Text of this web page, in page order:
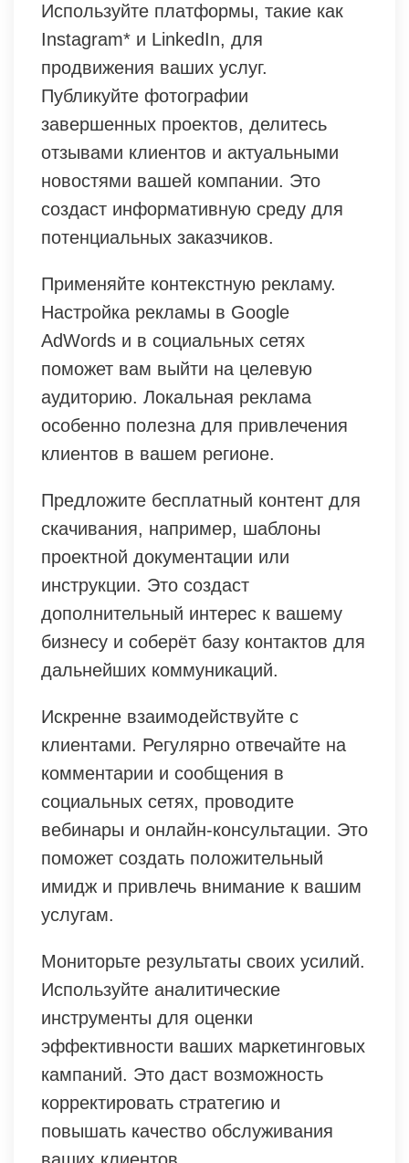
Используйте платформы, такие как
Instagram* и LinkedIn, для
продвижения ваших услуг.
Публикуйте фотографии
завершенных проектов, делитесь
отзывами клиентов и актуальными
новостями вашей компании. Это
создаст информативную среду для
потенциальных заказчиков.
Применяйте контекстную рекламу.
Настройка рекламы в Google
AdWords и в социальных сетях
поможет вам выйти на целевую
аудиторию. Локальная реклама
особенно полезна для привлечения
клиентов в вашем регионе.
Предложите бесплатный контент для
скачивания, например, шаблоны
проектной документации или
инструкции. Это создаст
дополнительный интерес к вашему
бизнесу и соберёт базу контактов для
дальнейших коммуникаций.
Искренне взаимодействуйте с
клиентами. Регулярно отвечайте на
комментарии и сообщения в
социальных сетях, проводите
вебинары и онлайн-консультации. Это
поможет создать положительный
имидж и привлечь внимание к вашим
услугам.
Мониторьте результаты своих усилий.
Используйте аналитические
инструменты для оценки
эффективности ваших маркетинговых
кампаний. Это даст возможность
корректировать стратегию и
повышать качество обслуживания